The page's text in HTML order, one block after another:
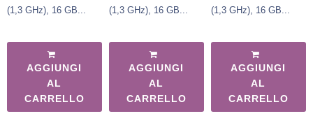
(1,3 GHz), 16 GB...
AGGIUNGI
AL
CARRELLO
(1,3 GHz), 16 GB...
AGGIUNGI
AL
CARRELLO
(1,3 GHz), 16 GB...
AGGIUNGI
AL
CARRELLO